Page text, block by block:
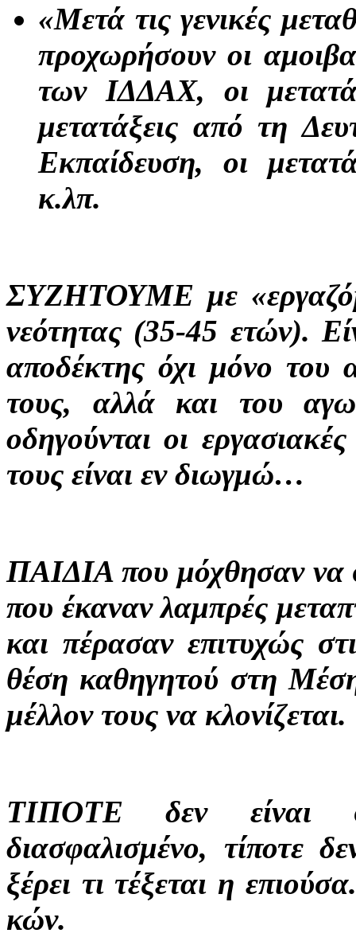
«Μετά τις γενικές
προχωρήσουν οι
των ΙΔΔΑΧ, οι
μετατάξεις από τη
Εκπαίδευση, οι
κ.λπ.
ΣΥΖΗΤΟΥΜΕ με
νεότητας (35-45 ετών).
αποδέκτης όχι μόνο του
τους, αλλά και του
οδηγούνται οι
τους είναι εν διωγμώ…
ΠΑΙΔΙΑ που μόχθησαν να
που έκαναν λαμπρές
και πέρασαν επιτυχώς
θέση καθηγητού στη
μέλλον τους να κλονίζεται.
ΤΙΠΟΤΕ δεν είναι
διασφαλισμένο, τίποτε
ξέρει τι τέξεται η
κών.